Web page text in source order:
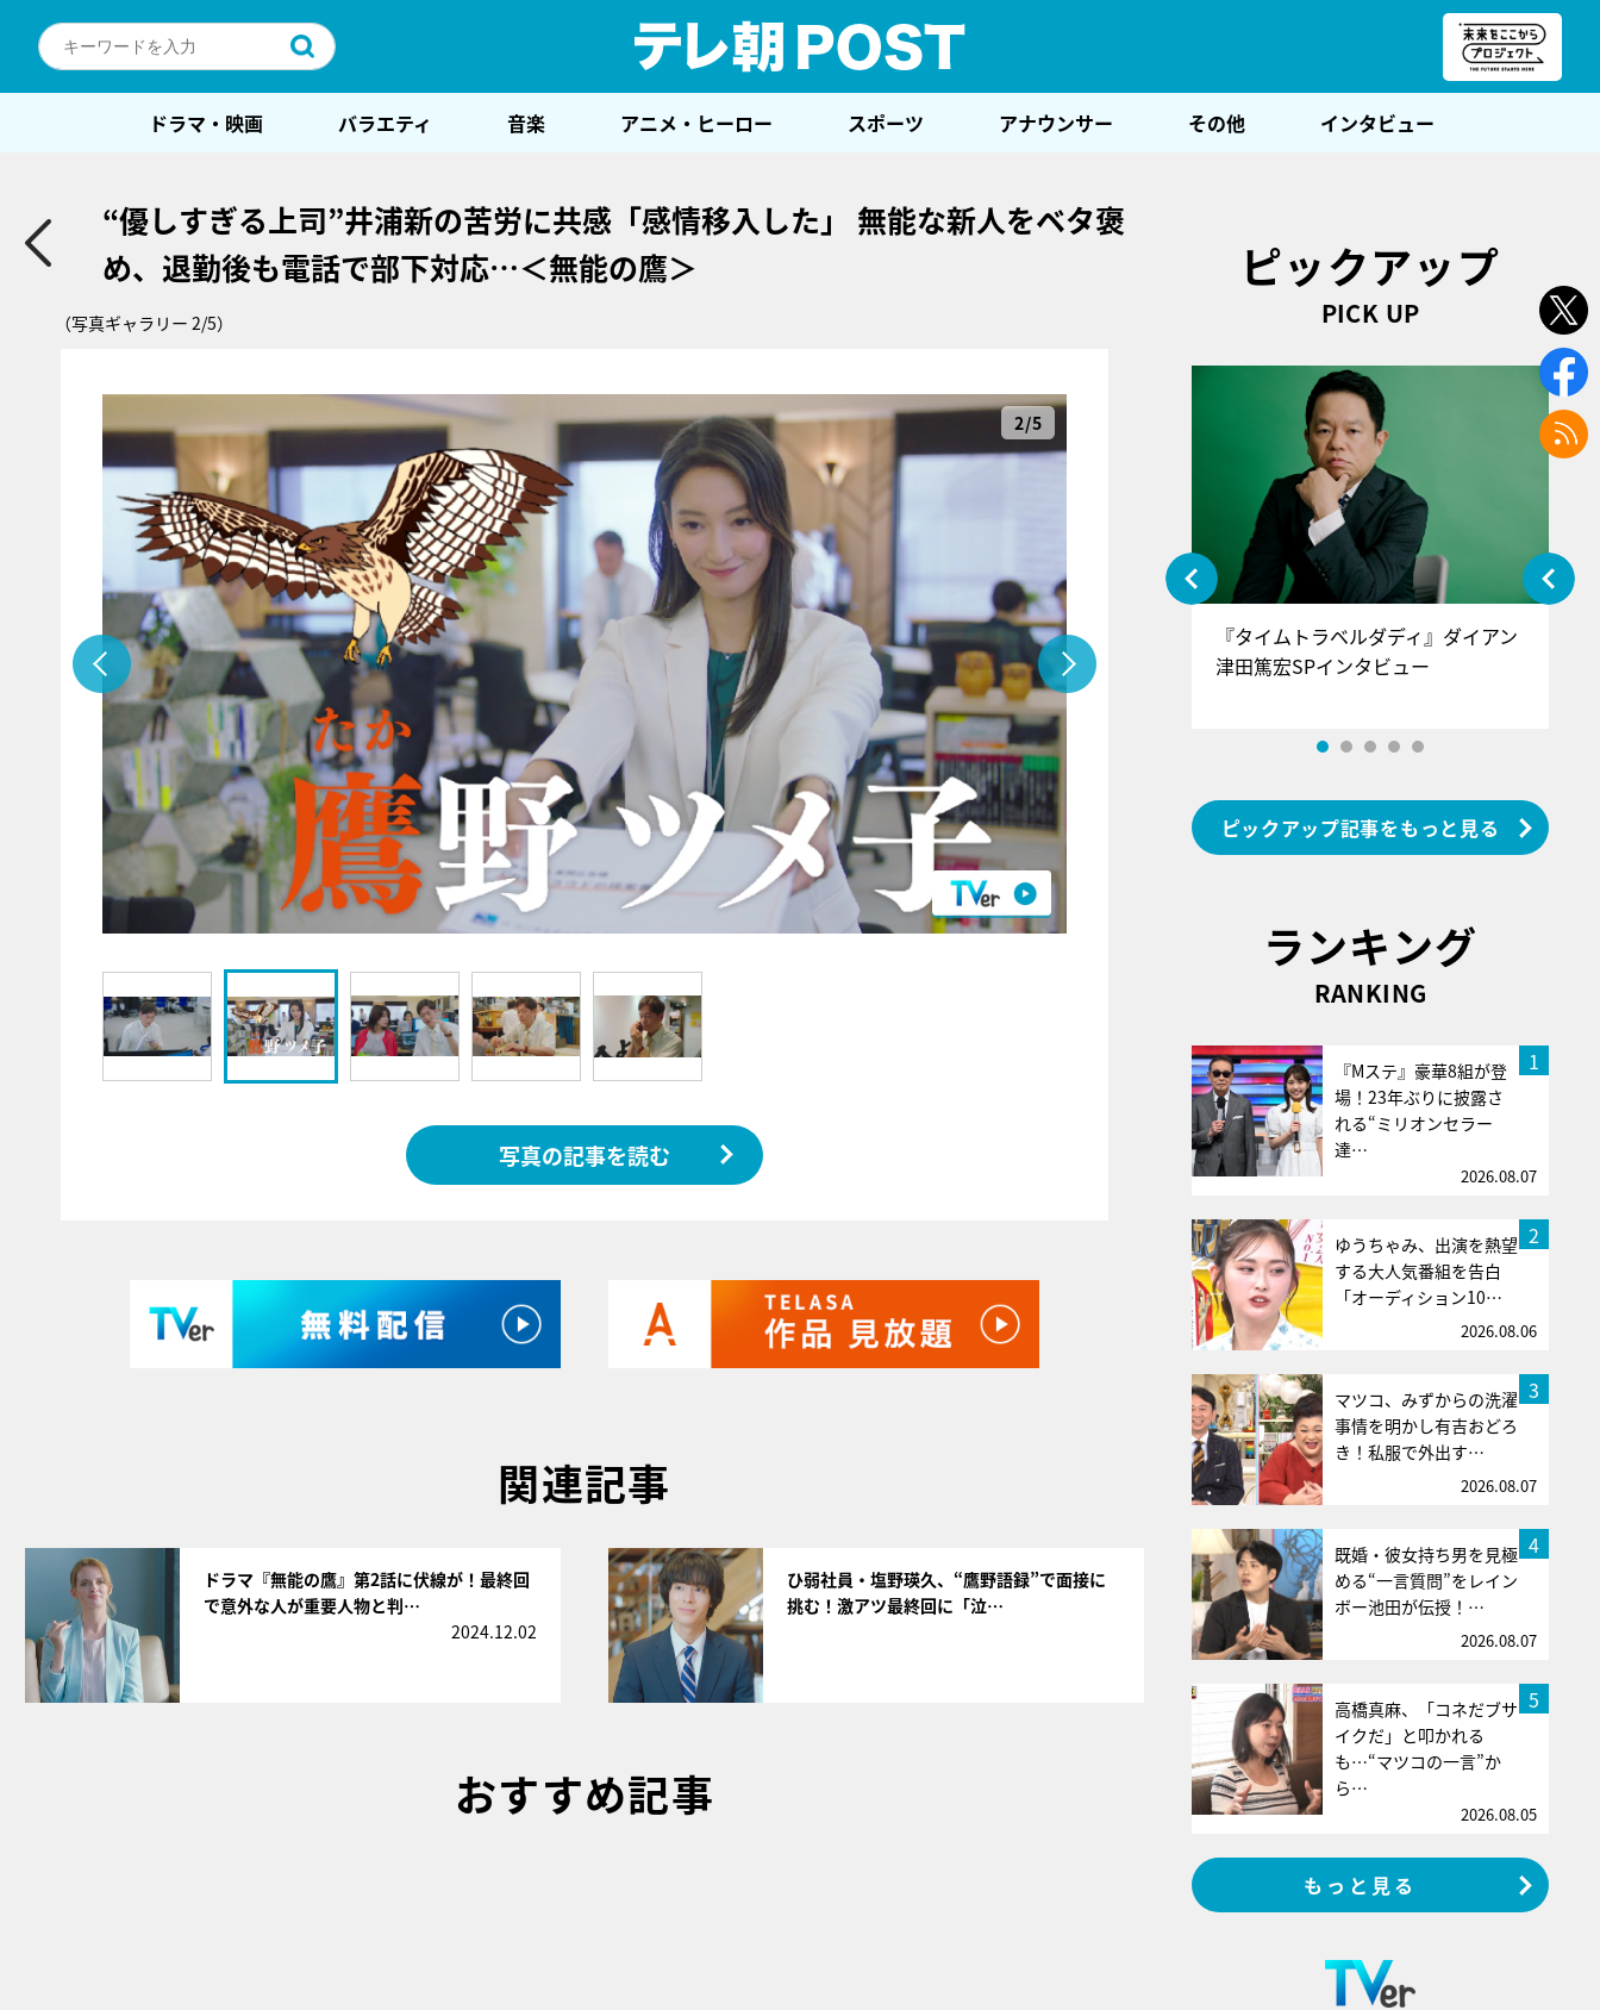
ドラマ・映画 バラエティ 音楽 アニメ・ヒーロー スポーツ アナウンサー その他 インタビュー
“優しすぎる上司”井浦新の苦労に共感「感情移入した」 無能な新人をベタ褒
め、退勤後も電話で部下対応…＜無能の鷹＞
（写真ギャラリー 2/5）
2/5
写真の記事を読む
関連記事
ドラマ『無能の鷹』第2話に伏線が！最終回
で意外な人が重要人物と判…
2024.12.02
ひ弱社員・塩野瑛久、“鷹野語録”で面接に
挑む！激アツ最終回に「泣…
おすすめ記事
ピックアップ
PICK UP
『アイ＝ラブ！げーみんぐ』＝LOV
E齋藤樹愛羅＆佐々木舞香SPインタ
ビュー
『タイムトラベルダディ』ダイアン
津田篤宏SPインタビュー
ピックアップ記事をもっと見る
ランキング
RANKING
1
『Mステ』豪華8組が登
場！23年ぶりに披露さ
れる“ミリオンセラー
達…
2026.08.07
2
ゆうちゃみ、出演を熱望
する大人気番組を告白
「オーディション10…
2026.08.06
3
マツコ、みずからの洗濯
事情を明かし有吉おどろ
き！私服で外出す…
2026.08.07
4
既婚・彼女持ち男を見極
める“一言質問”をレイン
ボー池田が伝授！…
2026.08.07
5
高橋真麻、「コネだブサ
イクだ」と叩かれる
も…“マツコの一言”か
ら…
2026.08.05
もっと見る